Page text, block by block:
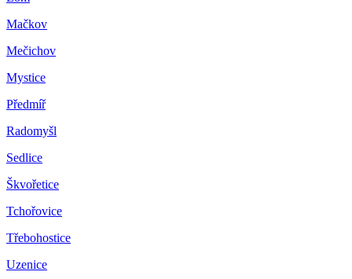
Mačkov
Mečichov
Mystice
Předmíř
Radomyšl
Sedlice
Škvořetice
Tchořovice
Třebohostice
Uzenice